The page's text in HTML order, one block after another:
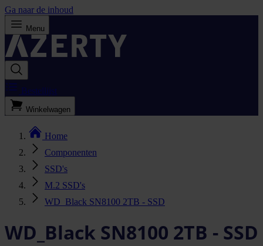
Ga naar de inhoud
Menu
Bestellijst
Winkelwagen
Home
Componenten
SSD's
M.2 SSD's
WD_Black SN8100 2TB - SSD
WD_Black SN8100 2TB - SSD